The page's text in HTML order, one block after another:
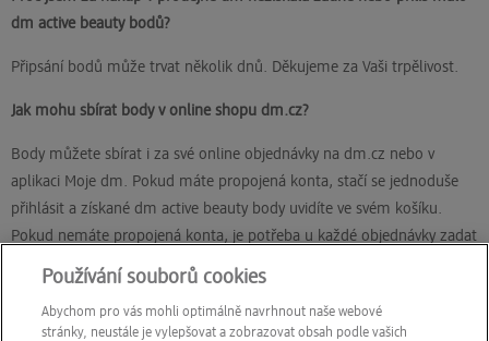
dm active beauty bodů?
Připsání bodů může trvat několik dnů. Děkujeme za Vaši trpělivost.
Jak mohu sbírat body v online shopu dm.cz?
Body můžete sbírat i za své online objednávky na dm.cz nebo v
aplikaci Moje dm. Pokud máte propojená konta, stačí se jednoduše
přihlásit a získané dm active beauty body uvidíte ve svém košíku.
Pokud nemáte propojená konta, je potřeba u každé objednávky zadat
číslo Vaší dm active beauty karty a potvrdit jej, aby Vám body mohly
eKupony, díky kterým sbíráte body rychleji.
Používání souborů cookies
Abychom pro vás mohli optimálně navrhnout naše webové
stránky, neustále je vylepšovat a zobrazovat obsah podle vašich